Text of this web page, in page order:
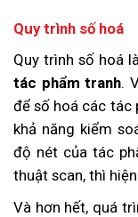
Quy trình số hoá
Quy trình số hoá
tác phẩm tranh.
để số hoá các tác
khả năng kiểm
độ nét của tác
thuật scan, thì
Và hơn hết, quá